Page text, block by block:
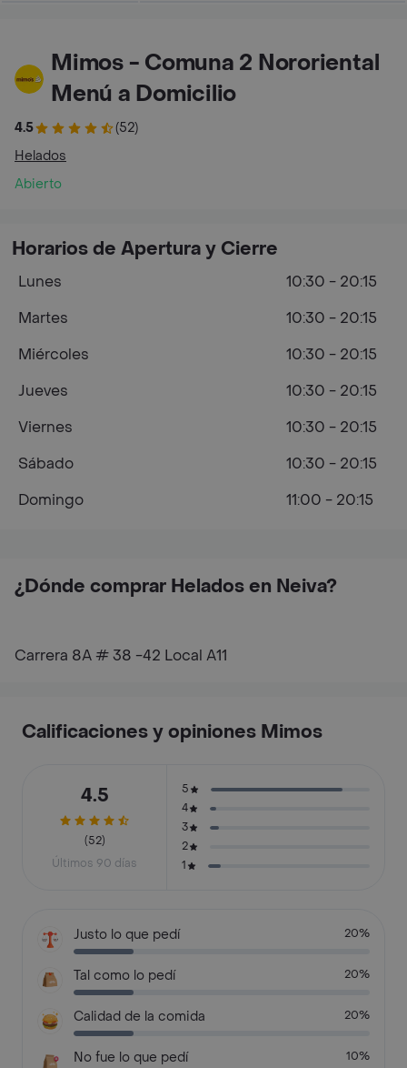
Mimos - Comuna 2 Nororiental
Menú a Domicilio
4.5
(52)
Helados
Abierto
¿Dónde comprar Helados en Neiva?
Carrera 8A # 38 -42 Local A11
Horarios de Apertura y Cierre
Lunes
10:30 - 20:15
Martes
10:30 - 20:15
Miércoles
10:30 - 20:15
Jueves
10:30 - 20:15
Viernes
10:30 - 20:15
Sábado
10:30 - 20:15
Domingo
11:00 - 20:15
Calificaciones y opiniones Mimos
4.5
(52)
Últimos 90 días
5
4
3
2
1
Justo lo que pedí 20%
Tal como lo pedí 20%
Calidad de la comida 20%
No fue lo que pedí 10%